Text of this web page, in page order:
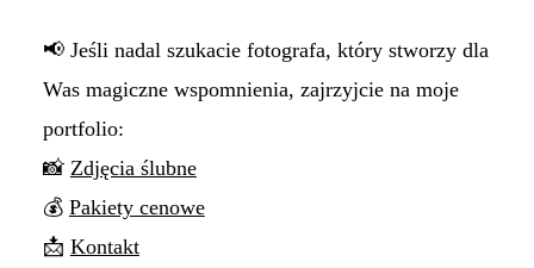
📢 Jeśli nadal szukacie fotografa, który stworzy dla
Was magiczne wspomnienia, zajrzyjcie na moje
portfolio:
📸 Zdjęcia ślubne
💰 Pakiety cenowe
📩 Kontakt